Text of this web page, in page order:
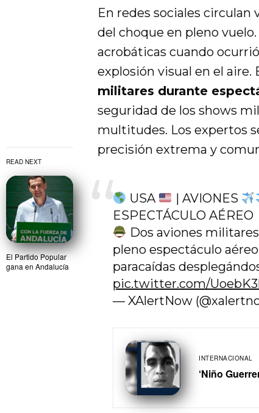
READ NEXT
El Partido Popular
gana en Andalucía
En redes sociales
del choque en pleno
acrobáticas cuando
explosión visual en el aire.
militares durante
seguridad de los shows
multitudes. Los expertos
precisión extrema y
USA | AVIONES
ESPECTÁCULO AÉREO
Dos aviones
pleno espectáculo
paracaídas
pic.twitter.com/
— XAlertNow
INTERNACIONAL
‘Niño